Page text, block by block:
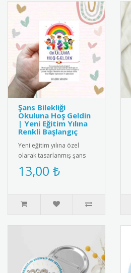
Şans Bilekliği
Okuluna Hoş Geldin
| Yeni Eğitim Yılına
Renkli Başlangıç
Yeni eğitim yılına özel
olarak tasarlanmış şans
bilekliği. Renkli ip yapısı ve
zarif boncuk detayıyl..
13,00 ₺